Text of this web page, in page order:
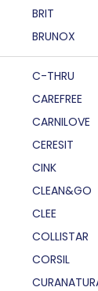
BRIT
BRUNOX
C-THRU
CAREFREE
CARNILOVE
CERESIT
CINK
CLEAN&GO
CLEE
COLLISTAR
CORSIL